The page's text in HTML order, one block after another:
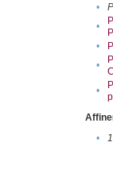
•
•
•
•
•
•